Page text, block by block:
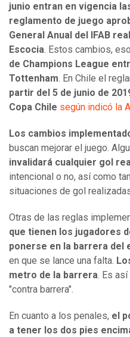
junio entran en vigencia
reglamento de juego
General Anual del IFAB
Escocia. Estos cambios,
de Champions League
Tottenham. En Chile el
partir del 5 de junio de
Copa Chile según indicó la
Los cambios
buscan mejorar el juego.
invalidará cualquier gol
intencional o no, así como
situaciones de gol
Otras de las reglas
que tienen los jugadores
ponerse en la barrera del
en que se lance una falta.
metro de la barrera. Es
"contra barrera".
En cuanto a los penales, el
a tener los dos pies